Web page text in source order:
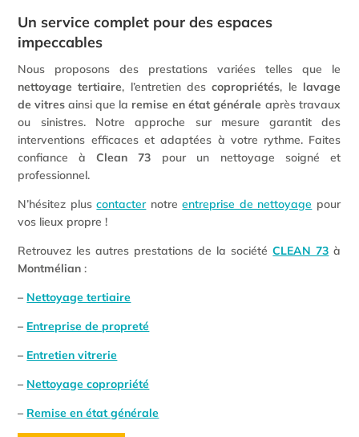
Un service complet pour des espaces
impeccables
Nous proposons des prestations variées telles que le
nettoyage tertiaire, l’entretien descopropriétés, le lavage
de vitres ainsi que la remise en état générale après travaux
ou sinistres. Notre approche sur mesure garantit des
interventions efficaces et adaptées à votre rythme. Faites
confiance àClean 73 pour un nettoyage soigné et
professionnel.
N’hésitez pluscontacternotreentreprise de nettoyage pour
vos lieux propre !
Retrouvez les autres prestations de la sociétéCLEAN 73 à
Montmélian :
– Nettoyage tertiaire
– Entreprise de propreté
– Entretien vitrerie
– Nettoyage copropriété
– Remise en état générale